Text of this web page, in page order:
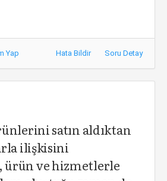
Yap Hata Bildir Soru Detay
satın aldıktan
ilişkisini
ürün ve hizmetlerle